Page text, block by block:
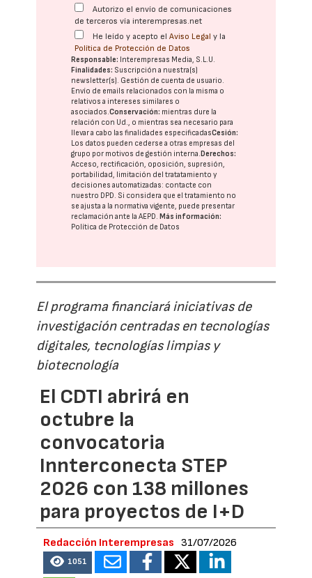
Autorizo el envío de comunicaciones
de terceros vía interempresas.net
He leído y acepto elAviso Legal y la
Política de Protección de Datos
Responsable: Interempresas Media, S.L.U.
Finalidades: Suscripción a nuestra(s)
newsletter(s). Gestión de cuenta de usuario.
Envío de emails relacionados con la misma o
relativos a intereses similares o
asociados.Conservación: mientras dure la
relación con Ud., o mientras sea necesario para
llevar a cabo las finalidades especificadasCesión:
Los datos pueden cederse a otras empresas del
grupo por motivos de gestión interna.Derechos:
Acceso, rectificación, oposición, supresión,
portabilidad, limitación del tratatamiento y
decisiones automatizadas: contacte con
nuestro DPD. Si considera que el tratamiento no
se ajusta a la normativa vigente, puede presentar
reclamación ante laAEPD.Más información:
Política de Protección de Datos
El programa financiará iniciativas de
investigación centradas en tecnologías
digitales, tecnologías limpias y
biotecnología
El CDTI abrirá en
octubre la
convocatoria
Innterconecta STEP
2026 con 138 millones
para proyectos de I+D
Redacción Interempresas 31/07/2026
1051